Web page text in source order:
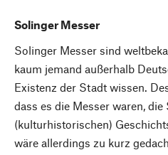
Solinger Messer
Solinger Messer sind
kaum jemand außerhalb
Existenz der Stadt wissen.
dass es die Messer waren,
(kulturhistorischen)
wäre allerdings zu kurz